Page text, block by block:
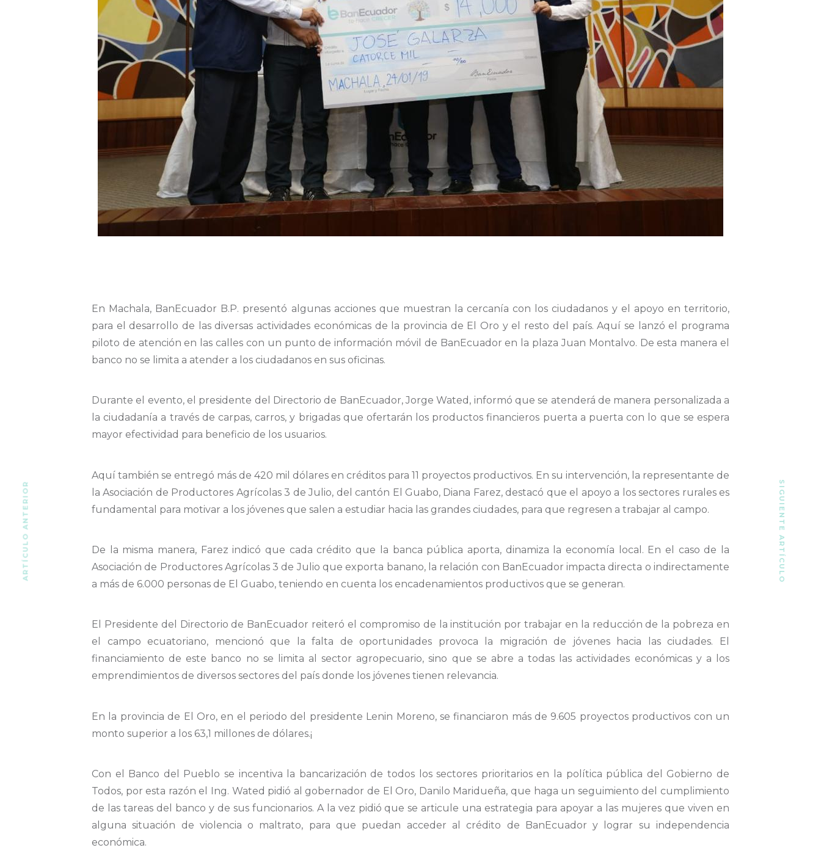
En Machala, BanEcuador B.P. presentó algunas acciones que muestran la cercanía con los ciudadanos y el apoyo en territorio,
para el desarrollo de las diversas actividades económicas de la provincia de El Oro y el resto del país. Aquí se lanzó el programa
piloto de atención en las calles con un punto de información móvil de BanEcuador en la plaza Juan Montalvo. De esta manera el
banco no se limita a atender a los ciudadanos en sus oficinas.
Durante el evento, el presidente del Directorio de BanEcuador, Jorge Wated, informó que se atenderá de manera personalizada a
la ciudadanía a través de carpas, carros, y brigadas que ofertarán los productos financieros puerta a puerta con lo que se espera
mayor efectividad para beneficio de los usuarios.
Aquí también se entregó más de 420 mil dólares en créditos para 11 proyectos productivos. En su intervención, la representante de
la Asociación de Productores Agrícolas 3 de Julio, del cantón El Guabo, Diana Farez, destacó que el apoyo a los sectores rurales es
fundamental para motivar a los jóvenes que salen a estudiar hacia las grandes ciudades, para que regresen a trabajar al campo.
De la misma manera, Farez indicó que cada crédito que la banca pública aporta, dinamiza la economía local. En el caso de la
Asociación de Productores Agrícolas 3 de Julio que exporta banano, la relación con BanEcuador impacta directa o indirectamente
a más de 6.000 personas de El Guabo, teniendo en cuenta los encadenamientos productivos que se generan.
El Presidente del Directorio de BanEcuador reiteró el compromiso de la institución por trabajar en la reducción de la pobreza en
el campo ecuatoriano, mencionó que la falta de oportunidades provoca la migración de jóvenes hacia las ciudades. El
financiamiento de este banco no se limita al sector agropecuario, sino que se abre a todas las actividades económicas y a los
emprendimientos de diversos sectores del país donde los jóvenes tienen relevancia.
En la provincia de El Oro, en el periodo del presidente Lenin Moreno, se financiaron más de 9.605 proyectos productivos con un
monto superior a los 63,1 millones de dólares.¡
Con el Banco del Pueblo se incentiva la bancarización de todos los sectores prioritarios en la política pública del Gobierno de
Todos, por esta razón el Ing. Wated pidió al gobernador de El Oro, Danilo Maridueña, que haga un seguimiento del cumplimiento
de las tareas del banco y de sus funcionarios. A la vez pidió que se articule una estrategia para apoyar a las mujeres que viven en
alguna situación de violencia o maltrato, para que puedan acceder al crédito de BanEcuador y lograr su independencia
económica.
ARTÍCULO ANTERIOR SIGUIENTE ARTÍCULO